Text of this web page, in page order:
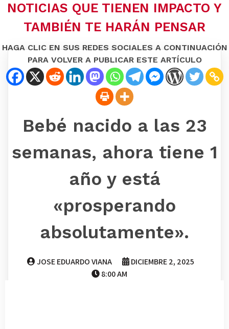
NOTICIAS QUE TIENEN IMPACTO Y
TAMBIÉN TE HARÁN PENSAR
HAGA CLIC EN SUS REDES SOCIALES A CONTINUACIÓN
PARA VOLVER A PUBLICAR ESTE ARTÍCULO
Bebé nacido a las 23
semanas, ahora tiene 1
año y está
«prosperando
absolutamente».
JOSE EDUARDO VIANA
DICIEMBRE 2, 2025
8:00 AM